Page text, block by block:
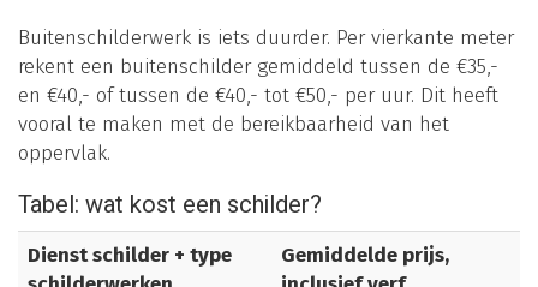
Buitenschilderwerk is iets duurder. Per vierkante meter
rekent een buitenschilder gemiddeld tussen de €35,-
en €40,- of tussen de €40,- tot €50,- per uur. Dit heeft
vooral te maken met de bereikbaarheid van het
oppervlak.
Tabel: wat kost een schilder?
Dienst schilder + type
Gemiddelde prijs,